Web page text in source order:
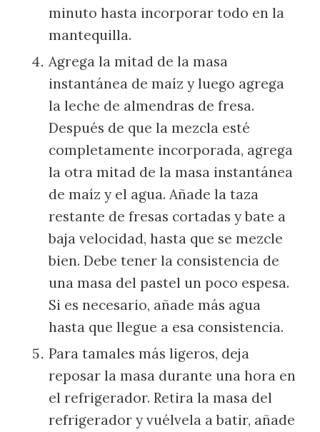
minuto hasta incorporar todo en la
mantequilla.
Agrega la mitad de la masa
instantánea de maíz y luego agrega
la leche de almendras de fresa.
Después de que la mezcla esté
completamente incorporada, agrega
la otra mitad de la masa instantánea
de maíz y el agua. Añade la taza
restante de fresas cortadas y bate a
baja velocidad, hasta que se mezcle
bien. Debe tener la consistencia de
una masa del pastel un poco espesa.
Si es necesario, añade más agua
hasta que llegue a esa consistencia.
Para tamales más ligeros, deja
reposar la masa durante una hora en
el refrigerador. Retira la masa del
refrigerador y vuélvela a batir, añade